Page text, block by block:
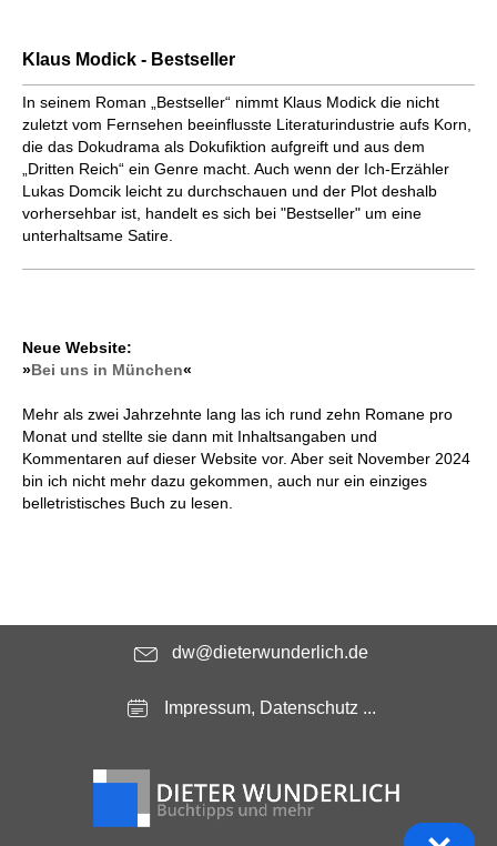
Klaus Modick - Bestseller
In seinem Roman „Bestseller“ nimmt Klaus Modick die nicht
zuletzt vom Fernsehen beeinflusste Literaturindustrie aufs Korn,
die das Dokudrama als Dokufiktion aufgreift und aus dem
„Dritten Reich“ ein Genre macht. Auch wenn der Ich-Erzähler
Lukas Domcik leicht zu durchschauen und der Plot deshalb
vorhersehbar ist, handelt es sich bei "Bestseller" um eine
unterhaltsame Satire.
Neue Website:
»Bei uns in München«
Mehr als zwei Jahrzehnte lang las ich rund zehn Romane pro
Monat und stellte sie dann mit Inhaltsangaben und
Kommentaren auf dieser Website vor. Aber seit November 2024
bin ich nicht mehr dazu gekommen, auch nur ein einziges
belletristisches Buch zu lesen.
dw@dieterwunderlich.de
Impressum, Datenschutz ...